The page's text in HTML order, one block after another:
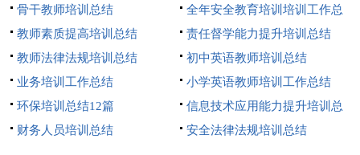
骨干教师培训总结
全年安全教育培训培训工作总
结
教师素质提高培训总结
责任督学能力提升培训总结
教师法律法规培训总结
初中英语教师培训总结
业务培训工作总结
小学英语教师培训工作总结
环保培训总结12篇
信息技术应用能力提升培训总
结15篇
财务人员培训总结 安全法律法规培训总结